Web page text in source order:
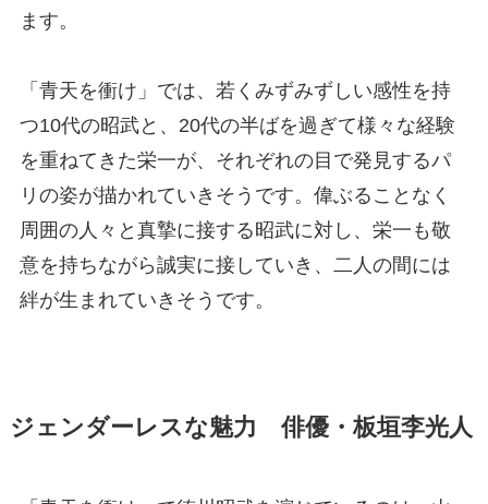
ます。
「青天を衝け」では、若くみずみずしい感性を持
つ10代の昭武と、20代の半ばを過ぎて様々な経験
を重ねてきた栄一が、それぞれの目で発見するパ
リの姿が描かれていきそうです。偉ぶることなく
周囲の人々と真摯に接する昭武に対し、栄一も敬
意を持ちながら誠実に接していき、二人の間には
絆が生まれていきそうです。
ジェンダーレスな魅力 俳優・板垣李光人